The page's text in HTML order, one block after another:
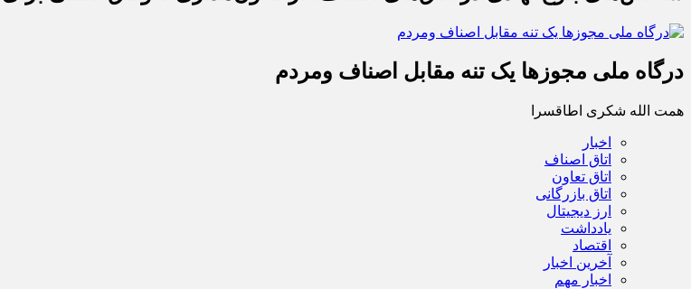
درگاه ملی مجوزها یک تنه مقابل اصناف ومردم
همت الله شکری اطاقسرا
اخبار
اتاق اصناف
اتاق تعاون
اتاق بازرگانی
ارز دیجیتال
یادداشت
اقتصاد
آخرین اخبار
اخبار مهم